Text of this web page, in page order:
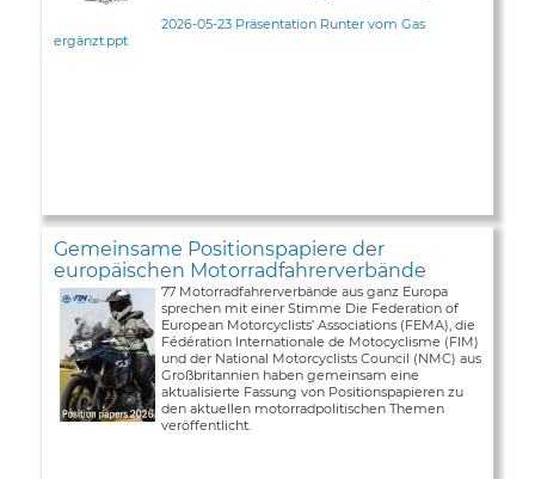
2026-05-23 Präsentation Runter vom Gas
ergänzt.ppt
Gemeinsame Positionspapiere der
europäischen Motorradfahrerverbände
77 Motorradfahrerverbände aus ganz Europa
sprechen mit einer Stimme Die Federation of
European Motorcyclists’ Associations (FEMA), die
Fédération Internationale de Motocyclisme (FIM)
und der National Motorcyclists Council (NMC) aus
Großbritannien haben gemeinsam eine
aktualisierte Fassung von Positionspapieren zu
den aktuellen motorradpolitischen Themen
veröffentlicht.